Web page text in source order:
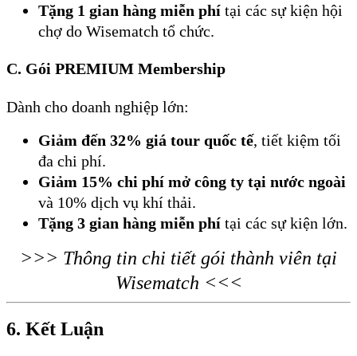
Tặng 1 gian hàng miễn phí tại các sự kiện hội
chợ do Wisematch tổ chức.
C. Gói PREMIUM Membership
Dành cho doanh nghiệp lớn:
Giảm đến 32% giá tour quốc tế, tiết kiệm tối
đa chi phí.
Giảm 15% chi phí mở công ty tại nước ngoài
và 10% dịch vụ khí thải.
Tặng 3 gian hàng miễn phí tại các sự kiện lớn.
>>> Thông tin chi tiết gói thành viên tại
Wisematch <<<
6. Kết Luận